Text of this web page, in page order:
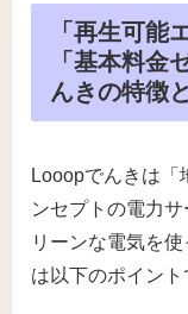
「再生可能
「基本料金
んきの特徴
Looopでんきは「
ンセプトの電力
リーンな電気を
は以下のポイント